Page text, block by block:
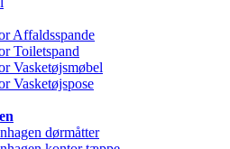
Affaldsspande
Toiletspand
Vasketøjsmøbel
Vasketøjspose
dørmåtter